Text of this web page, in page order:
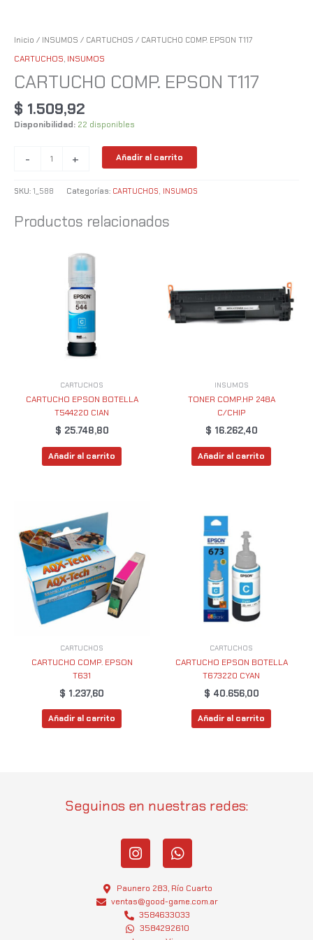
Inicio / INSUMOS / CARTUCHOS / CARTUCHO COMP. EPSON T117
CARTUCHOS, INSUMOS
CARTUCHO COMP. EPSON T117
$ 1.509,92
Disponibilidad: 22 disponibles
- + Añadir al carrito
SKU: 1_588 Categorías: CARTUCHOS INSUMOS
Productos relacionados
CARTUCHOS
CARTUCHO EPSON BOTELLA
T544220 CIAN
$ 25.748,80
Añadir al carrito
INSUMOS
TONER COMP.HP 248A
C/CHIP
$ 16.262,40
Añadir al carrito
CARTUCHOS
CARTUCHO COMP. EPSON
T631
$ 1.237,60
Añadir al carrito
CARTUCHOS
CARTUCHO EPSON BOTELLA
T673220 CYAN
$ 40.656,00
Añadir al carrito
Seguinos en nuestras redes:
I
n
t
a
g
r
W
h
t
s
a
p
Paunero 283, Río Cuarto
ventas@good-game.com.ar
3584633033
3584292610